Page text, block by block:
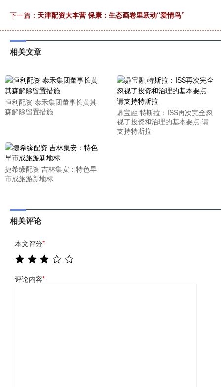
下一篇： 天津配资大本营 保康：生态画卷里跃动“爱情鸟”
相关文章
恒利配资 泰禾集团董事长黄其
森解除留置措施
鼎宝融 特斯拉：ISS再次完全忽
视了投资和治理的基本要点 请
支持特斯拉
捷希缘配资 吉林集安：特色早
市成旅游新地标
相关评论
本文评分*
评论内容*